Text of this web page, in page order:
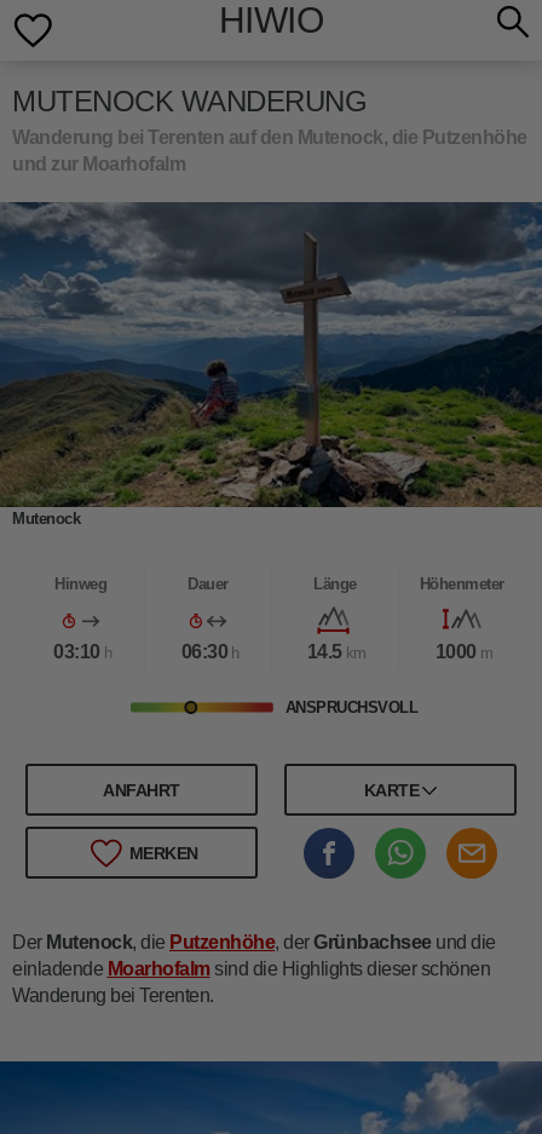
HIWIO
MUTENOCK WANDERUNG
Wanderung bei Terenten auf den Mutenock, die Putzenhöhe
und zur Moarhofalm
Mutenock
Hinweg
03:10 h
Dauer
06:30 h
Länge
14.5 km
Höhenmeter
1000 m
ANSPRUCHSVOLL
ANFAHRT KARTE
MERKEN
Der Mutenock, die Putzenhöhe, derGrünbachseeund die
einladende Moarhofalmsind die Highlights dieser schönen
Wanderung bei Terenten.